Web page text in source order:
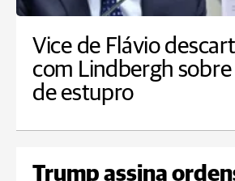
Vice de Flávio
com Lindbergh sobre
de estupro
Trump assina